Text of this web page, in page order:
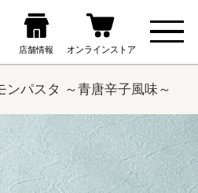
ンパスタ ～青唐辛子風味～